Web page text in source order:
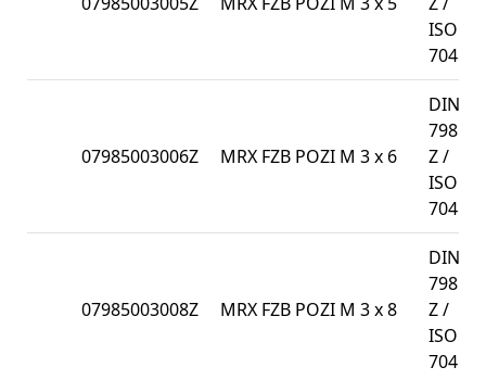
ISO
7045
07985003006Z MRX FZB POZI M 3 x 6
DIN
7985-
Z /
ISO
7045
07985003008Z MRX FZB POZI M 3 x 8
DIN
7985-
Z /
ISO
7045